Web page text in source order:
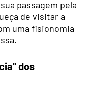
passagem pela
de visitar a
uma fisionomia
dos